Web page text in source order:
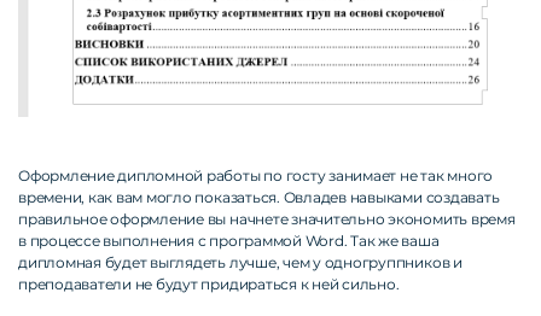
Оформление дипломной работы по госту занимает не так много
времени, как вам могло показаться. Овладев навыками создавать
правильное оформление вы начнете значительно экономить время
в процессе выполнения с программой Word. Так же ваша
дипломная будет выглядеть лучше, чем у одногруппников и
преподаватели не будут придираться к ней сильно.